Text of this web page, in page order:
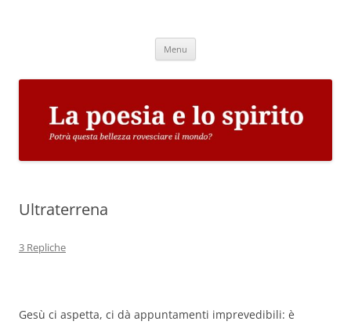
Menu
Ultraterrena
3 Repliche
Gesù ci aspetta, ci dà appuntamenti imprevedibili: è